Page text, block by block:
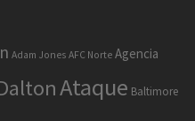
Adam Jones AFC Norte Agencia
Ataque Baltimore